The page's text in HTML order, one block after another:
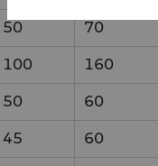
50 70
100 160
50 60
45 60